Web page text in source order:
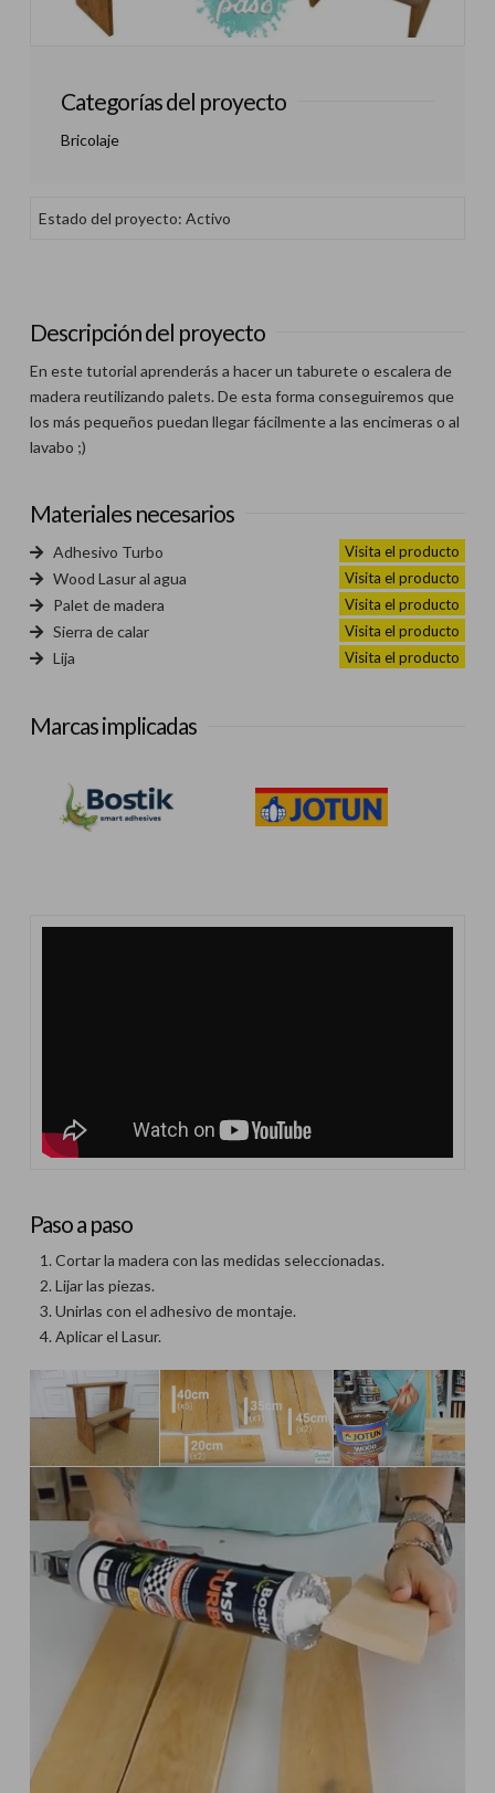
Categorías del proyecto
Bricolaje
Estado del proyecto: Activo
Descripción del proyecto
En este tutorial aprenderás a hacer un taburete o escalera de
madera reutilizando palets. De esta forma conseguiremos que
los más pequeños puedan llegar fácilmente a las encimeras o al
lavabo ;)
Materiales necesarios
Adhesivo Turbo Visita el producto
Wood Lasur al agua Visita el producto
Palet de madera Visita el producto
Sierra de calar Visita el producto
Lija Visita el producto
Marcas implicadas
Paso a paso
Cortar la madera con las medidas seleccionadas.
Lijar las piezas.
Unirlas con el adhesivo de montaje.
Aplicar el Lasur.